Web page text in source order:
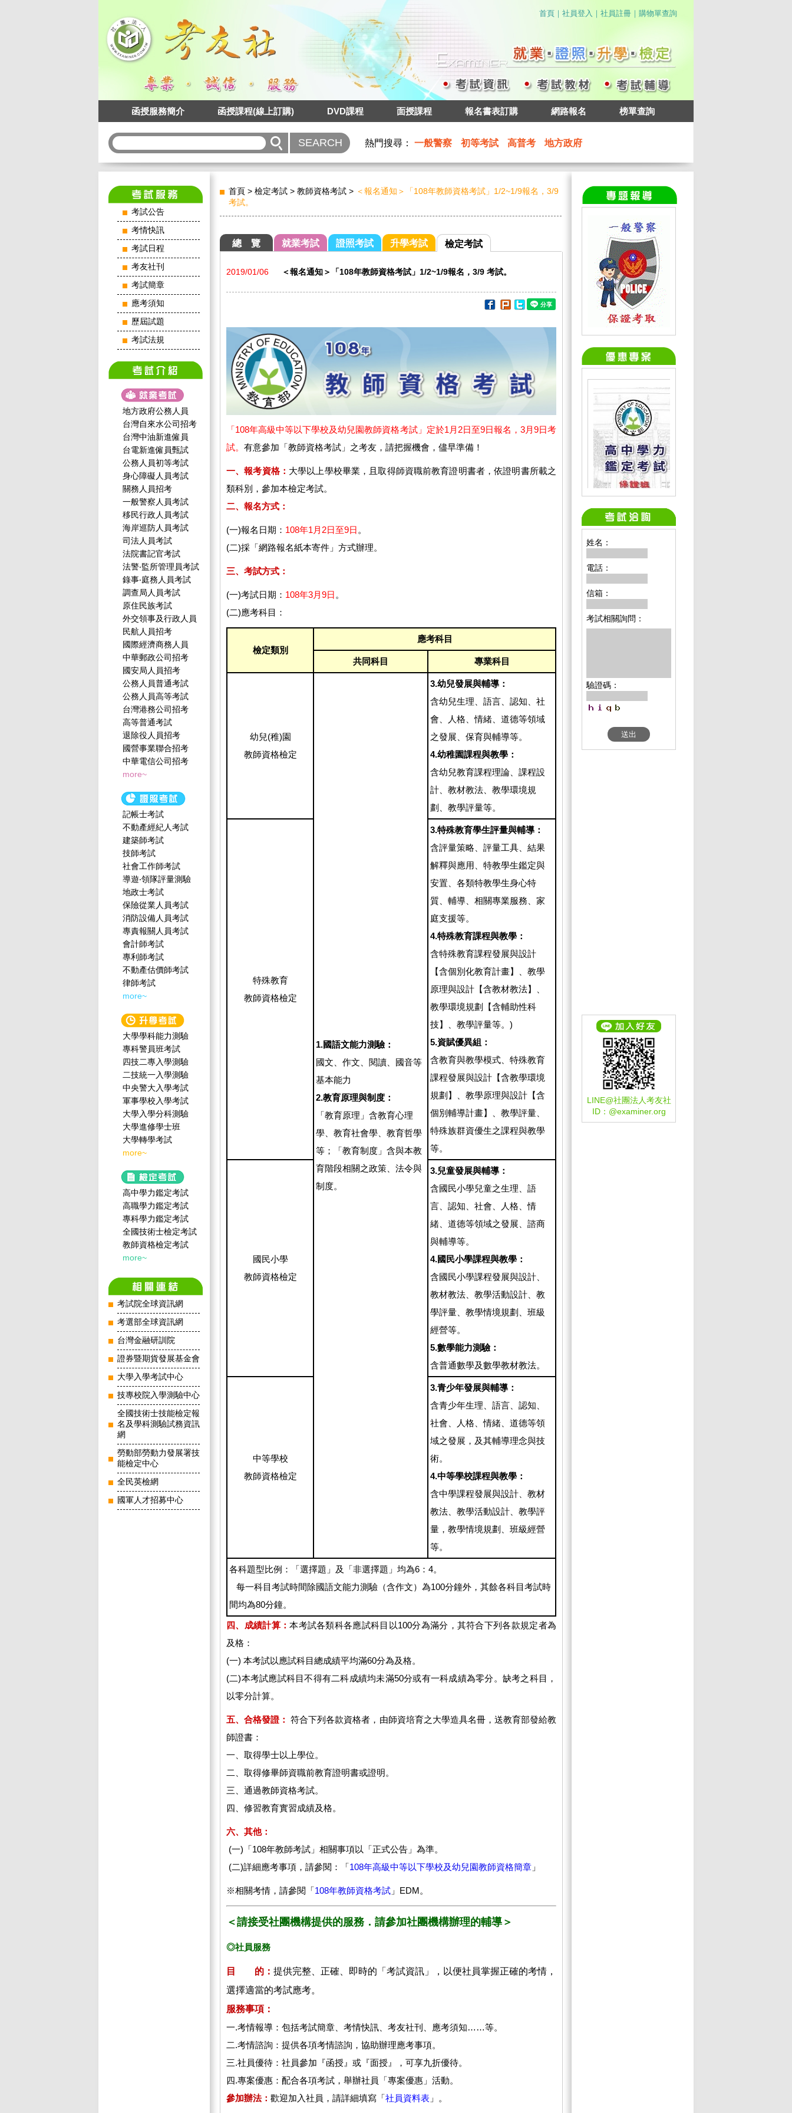
首頁 ｜ 社員登入 ｜ 社員註冊 ｜ 購物單查詢
函授服務簡介 函授課程(線上訂購) DVD課程 面授課程 報名書表訂購 網路報名 榜單查詢
熱門搜尋： 一般警察 初等考試 高普考 地方政府
考試公告
考情快訊
考試日程
考友社刊
考試簡章
應考須知
歷屆試題
考試法規
地方政府公務人員
台灣自來水公司招考
台灣中油新進僱員
台電新進僱員甄試
公務人員初等考試
身心障礙人員考試
關務人員招考
一般警察人員考試
移民行政人員考試
海岸巡防人員考試
司法人員考試
法院書記官考試
法警‧監所管理員考試
錄事‧庭務人員考試
調查局人員考試
原住民族考試
外交領事及行政人員
民航人員招考
國際經濟商務人員
中華郵政公司招考
國安局人員招考
公務人員普通考試
公務人員高等考試
台灣港務公司招考
高等普通考試
退除役人員招考
國營事業聯合招考
中華電信公司招考
more~
記帳士考試
不動產經紀人考試
建築師考試
技師考試
社會工作師‍考試
導遊‧領隊評量測驗
地政士考試
保險從業人員考試
消防設備人員考試
專責報關人員考試
會計師考試
專利師考試
不動產估價師考試
律師考試
more~
大學學科能力測驗
專科警員班考試
四技二專入學測驗
二技統一入學測驗
中央警大入學考試
軍事學校入學考試
大學入學分科測驗
大學進修學士班
大學轉學考試
more~
高中學力鑑定考試
高職學力鑑定考試
專科學力鑑定考試
全國技術士檢定考試
教師資格檢定考試
more~
考試院全球資訊網
考選部全球資訊網
台灣金融研訓院
證券暨期貨發展基金會
大學入學考試中心
技專校院入學測驗中心
全國技術士技能檢定報
名及學科測驗試務資訊
網
勞動部勞動力發展署技
能檢定中心
全民英檢網
國軍人才招募中心
首頁 > 檢定考試 > 教師資格考試 > ＜報名通知＞「108年教師資格考試」1/2~1/9報名，3/9
考試。
總 覽 就業考試 證照考試 升學考試 檢定考試
2019/01/06 ＜報名通知＞「108年教師資格考試」1/2~1/9報名，3/9 考試。
「108年高級中等以下學校及幼兒園教師資格考試」定於1月2日至9日報名，3月9日考
試。 有意參加「教師資格考試」之考友，請把握機會，儘早準備！
一、報考資格： 大學以上學校畢業，且取得師資職前教育證明書者，依證明書所載之
類科別，參加本檢定考試。
二、報名方式：
(一)報名日期： 108年1月2日至9日 。
(二)採「網路報名紙本寄件」方式辦理。
三、考試方式：
(一)考試日期： 108年3月9日 。
(二)應考科目：
檢定類別
應考科目
共同科目 專業科目
幼兒(稚)園
教師資格檢定
1.國語文能力測驗：
國文、作文、閱讀、國音等
基本能力
2.教育原理與制度：
「教育原理」含教育心理
學、教育社會學、教育哲學
等；「教育制度」含與本教
育階段相關之政策、法令與
制度。
3.幼兒發展與輔導：
含幼兒生理、語言、認知、社
會、人格、情緒、道德等領域
之發展、保育與輔導等。
4.幼稚園課程與教學：
含幼兒教育課程理論、課程設
計、教材教法、教學環境規
劃、教學評量等。
特殊教育
教師資格檢定
3.特殊教育學生評量與輔導：
含評量策略、評量工具、結果
解釋與應用、特教學生鑑定與
安置、各類特教學生身心特
質、輔導、相關專業服務、家
庭支援等。
4.特殊教育課程與教學：
含特殊教育課程發展與設計
【含個別化教育計畫】、教學
原理與設計【含教材教法】、
教學環境規劃【含輔助性科
技】、教學評量等。)
5.資賦優異組：
含教育與教學模式、特殊教育
課程發展與設計【含教學環境
規劃】、教學原理與設計【含
個別輔導計畫】、教學評量、
特殊族群資優生之課程與教學
等。
國民小學
教師資格檢定
3.兒童發展與輔導：
含國民小學兒童之生理、語
言、認知、社會、人格、情
緒、道德等領域之發展、諮商
與輔導等。
4.國民小學課程與教學：
含國民小學課程發展與設計、
教材教法、教學活動設計、教
學評量、教學情境規劃、班級
經營等。
5.數學能力測驗：
含普通數學及數學教材教法。
中等學校
教師資格檢定
3.青少年發展與輔導：
含青少年生理、語言、認知、
社會、人格、情緒、道德等領
域之發展，及其輔導理念與技
術。
4.中等學校課程與教學：
含中學課程發展與設計、教材
教法、教學活動設計、教學評
量，教學情境規劃、班級經營
等。
各科題型比例：「選擇題」及「非選擇題」均為6：4。
每一科目考試時間除國語文能力測驗（含作文）為100分鐘外，其餘各科目考試時
間均為80分鐘。
四、成績計算：本考試各類科各應試科目以100分為滿分，其符合下列各款規定者為
及格：
(一) 本考試以應試科目總成績平均滿60分為及格。
(二)本考試應試科目不得有二科成績均未滿50分或有一科成績為零分。缺考之科目，
以零分計算。
五、合格發證： 符合下列各款資格者，由師資培育之大學造具名冊，送教育部發給教
師證書：
一、取得學士以上學位。
二、取得修畢師資職前教育證明書或證明。
三、通過教師資格考試。
四、修習教育實習成績及格。
六、 其他：
(一)「108年教師考試」相關事項以「正式公告」為準。
(二)詳細應考事項，請參閱：「108年高級中等以下學校及幼兒園教師資格簡章 」
※相關考情，請參閱「108年教師資格考試 」EDM。
＜請接受社團機構提供的服務．請參加社團機構辦理的輔導＞
◎社員服務
目 的： 提供完整、正確、即時的「考試資訊」，以便社員掌握正確的考情，
選擇適當的考試應考。
服務事項：
一.考情報導：包括考試簡章、考情快訊、考友社刊、應考須知……等。
二.考情諮詢：提供各項考情諮詢，協助辦理應考事項。
三.社員優待：社員參加『函授』或『面授』，可享九折優待。
四.專案優惠：配合各項考試，舉辦社員「專案優惠」活動。
參加辦法： 歡迎加入社員，請詳細填寫「社員資料表 」。
姓名：
電話：
信箱：
考試相關詢問：
驗證碼：
LINE@社團法人考友社
ID： @examiner.org